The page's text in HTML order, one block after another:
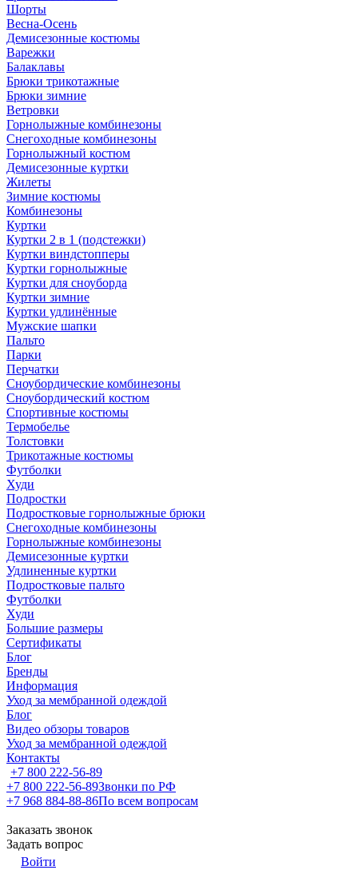
Шорты
Весна-Осень
Демисезонные костюмы
Варежки
Балаклавы
Брюки трикотажные
Брюки зимние
Ветровки
Горнолыжные комбинезоны
Снегоходные комбинезоны
Горнолыжный костюм
Демисезонные куртки
Жилеты
Зимние костюмы
Комбинезоны
Куртки
Куртки 2 в 1 (подстежки)
Куртки виндстопперы
Куртки горнолыжные
Куртки для сноуборда
Куртки зимние
Куртки удлинённые
Мужские шапки
Пальто
Парки
Перчатки
Сноубордические комбинезоны
Сноубордический костюм
Спортивные костюмы
Термобелье
Толстовки
Трикотажные костюмы
Футболки
Худи
Подростки
Подростковые горнолыжные брюки
Снегоходные комбинезоны
Горнолыжные комбинезоны
Демисезонные куртки
Удлиненные куртки
Подростковые пальто
Футболки
Худи
Большие размеры
Сертификаты
Блог
Бренды
Информация
Уход за мембранной одеждой
Блог
Видео обзоры товаров
Уход за мембранной одеждой
Контакты
+7 800 222-56-89
+7 800 222-56-89Звонки по РФ
+7 968 884-88-86По всем вопросам
Заказать звонок
Задать вопрос
Войти